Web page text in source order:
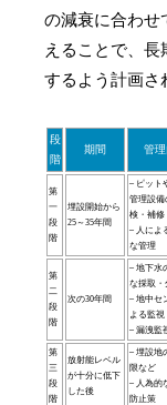
の減衰に合わせ
えることで、長
するよう計画さ
段
階
期間 管
第
一
段
階
埋設開始から
25～35年間
– ピット
管理設備
検・補修
– 人によ
な管理
第
二
段
階
次の30年間
– 地下水
な採取・
– 地中セ
よる監視
– 漏洩監
第
三
段
階
放射能レベル
が十分に低下
した後
– 埋設地
限など
– 人為的
防止策